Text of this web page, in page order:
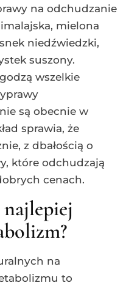
na odchudzanie
mielona
niedźwiedzki,
suszony.
wszelkie
są obecnie w
sprawia, że
z dbałością o
które odchudzają
cenach.
na
to